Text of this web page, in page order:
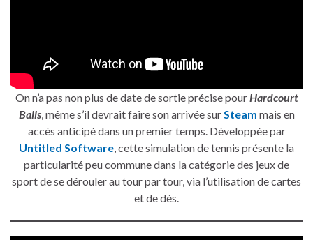
On n’a pas non plus de date de sortie précise pourHardcourt
Balls, même s’il devrait faire son arrivée surSteam mais en
accès anticipé dans un premier temps. Développée par
Untitled Software, cette simulation de tennis présente la
particularité peu commune dans la catégorie des jeux de
sport de se dérouler au tour par tour, via l’utilisation de cartes
et de dés.